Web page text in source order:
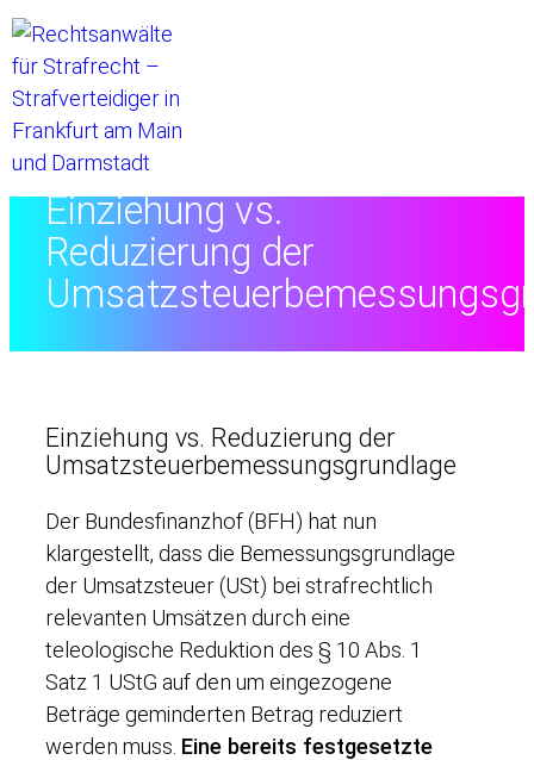
Einziehung vs.
Reduzierung der
Einziehung vs. Reduzierung der
Umsatzsteuerbemessungsgrundlage
Der Bundesfinanzhof (BFH) hat nun
klargestellt, dass die Bemessungsgrundlage
der Umsatzsteuer (USt) bei strafrechtlich
relevanten Umsätzen durch eine
teleologische Reduktion des § 10 Abs. 1
Satz 1 UStG auf den um eingezogene
Beträge geminderten Betrag reduziert
werden muss. Eine bereits festgesetzte